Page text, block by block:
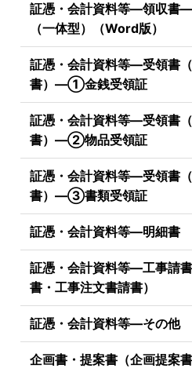
証憑・会計資料等―領収書
（一体型）（Word版）
証憑・会計資料等―受領書
書）―①金銭受領証
証憑・会計資料等―受領書
書）―②物品受領証
証憑・会計資料等―受領書
書）―③書類受領証
証憑・会計資料等―明細書
証憑・会計資料等―工事請
書・工事注文書請書）
証憑・会計資料等―その他
企画書・提案書（企画提案書